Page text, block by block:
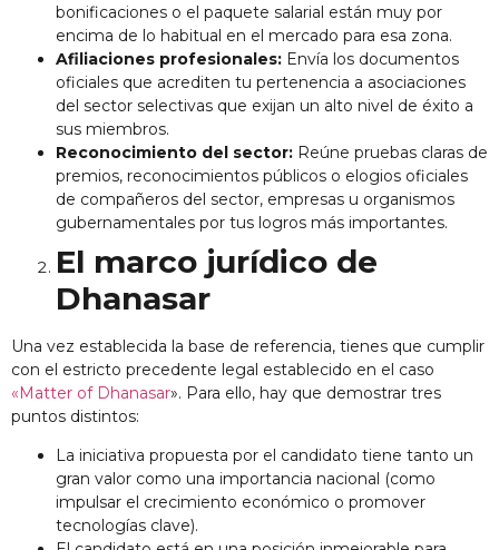
bonificaciones o el paquete salarial están muy por
encima de lo habitual en el mercado para esa zona.
Afiliaciones profesionales: Envía los documentos
oficiales que acrediten tu pertenencia a asociaciones
del sector selectivas que exijan un alto nivel de éxito a
sus miembros.
Reconocimiento del sector: Reúne pruebas claras de
premios, reconocimientos públicos o elogios oficiales
de compañeros del sector, empresas u organismos
gubernamentales por tus logros más importantes.
El marco jurídico de
Dhanasar
Una vez establecida la base de referencia, tienes que cumplir
con el estricto precedente legal establecido en el caso
«Matter of Dhanasar». Para ello, hay que demostrar tres
puntos distintos:
La iniciativa propuesta por el candidato tiene tanto un
gran valor como una importancia nacional (como
impulsar el crecimiento económico o promover
tecnologías clave).